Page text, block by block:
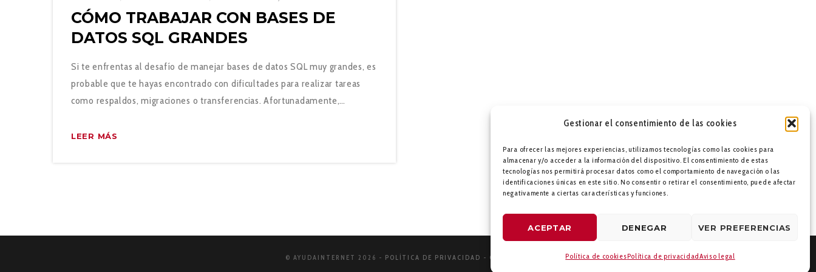
Gestionar el consentimiento de las cookies
Para ofrecer las mejores experiencias, utilizamos tecnologías como las cookies para
almacenar y/o acceder a la información del dispositivo. El consentimiento de estas
tecnologías nos permitirá procesar datos como el comportamiento de navegación o las
identificaciones únicas en este sitio. No consentir o retirar el consentimiento, puede afectar
negativamente a ciertas características y funciones.
ACEPTAR DENEGAR VER PREFERENCIAS
Política de cookiesPolítica de privacidadAviso legal
CÓMO TRABAJAR CON BASES DE
DATOS SQL GRANDES
Si te enfrentas al desafío de manejar bases de datos SQL muy grandes, es
probable que te hayas encontrado con dificultades para realizar tareas
como respaldos, migraciones o transferencias. Afortunadamente,…
LEER MÁS
© AYUDA INTERNET 2026 - POLÍTICA DE PRIVACIDAD - CONTACTO